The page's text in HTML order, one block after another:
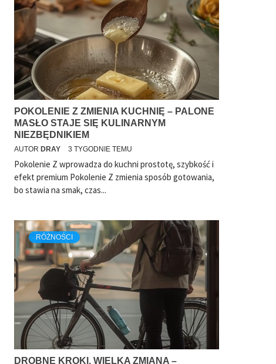
POKOLENIE Z ZMIENIA KUCHNIĘ – PALONE
MASŁO STAJE SIĘ KULINARNYM
NIEZBĘDNIKIEM
AUTOR DRAY 3 TYGODNIE TEMU
Pokolenie Z wprowadza do kuchni prostotę, szybkość i
efekt premium Pokolenie Z zmienia sposób gotowania,
bo stawia na smak, czas...
RÓŻNOŚCI
DROBNE KROKI, WIELKA ZMIANA –